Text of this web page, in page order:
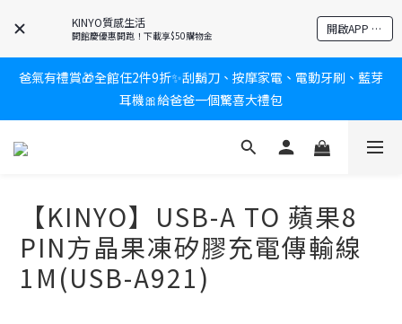
KINYO質感生活
開館慶優惠開跑！下載享$50購物金 開啟APP 享隱藏優惠
新會員送$100購物金✨再享消費回饋無極限
新會員送$100購物金✨再享消費回饋無極限
爸氣有禮賞🎁全館任2件9折✨刮鬍刀、按摩家電、電動牙刷、藍芽
耳機🎀給爸爸一個驚喜大禮包
炎熱夏日救星☀️秒凍扇登場💙半導體製冷 x 微米級冰霧，一秒開
新會員送$100購物金✨再享消費回饋無極限
【KINYO】USB-A TO 蘋果8
PIN方晶果凍矽膠充電傳輸線
1M(USB-A921)